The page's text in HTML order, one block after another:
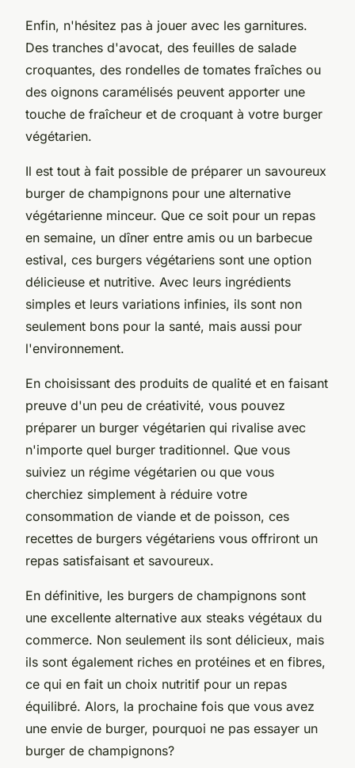
Enfin, n'hésitez pas à jouer avec les garnitures.
Des tranches d'avocat, des feuilles de salade
croquantes, des rondelles de tomates fraîches ou
des oignons caramélisés peuvent apporter une
touche de fraîcheur et de croquant à votre burger
végétarien.
Il est tout à fait possible de préparer un savoureux
burger de champignons pour une alternative
végétarienne minceur. Que ce soit pour un repas
en semaine, un dîner entre amis ou un barbecue
estival, ces burgers végétariens sont une option
délicieuse et nutritive. Avec leurs ingrédients
simples et leurs variations infinies, ils sont non
seulement bons pour la santé, mais aussi pour
l'environnement.
En choisissant des produits de qualité et en faisant
preuve d'un peu de créativité, vous pouvez
préparer un burger végétarien qui rivalise avec
n'importe quel burger traditionnel. Que vous
suiviez un régime végétarien ou que vous
cherchiez simplement à réduire votre
consommation de viande et de poisson, ces
recettes de burgers végétariens vous offriront un
repas satisfaisant et savoureux.
En définitive, les burgers de champignons sont
une excellente alternative aux steaks végétaux du
commerce. Non seulement ils sont délicieux, mais
ils sont également riches en protéines et en fibres,
ce qui en fait un choix nutritif pour un repas
équilibré. Alors, la prochaine fois que vous avez
une envie de burger, pourquoi ne pas essayer un
burger de champignons?